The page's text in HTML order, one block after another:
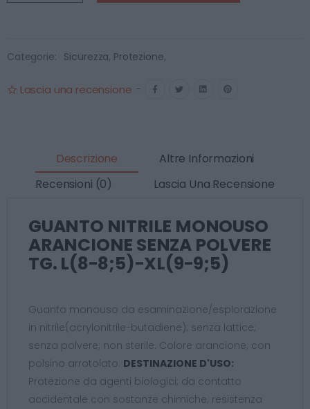
Categorie: Sicurezza, Protezione,
Lascia una recensione -
Descrizione
Altre Informazioni
Recensioni (0)
Lascia Una Recensione
GUANTO NITRILE MONOUSO
ARANCIONE SENZA POLVERE
TG. L(8-8;5)-XL(9-9;5)
Guanto monouso da esaminazione/esplorazione
in nitrile(acrylonitrile-butadiene); senza lattice;
senza polvere; non sterile. Colore arancione; con
polsino arrotolato. DESTINAZIONE D'USO:
Protezione da agenti biologici; da contatto
accidentale con sostanze chimiche; resistenza